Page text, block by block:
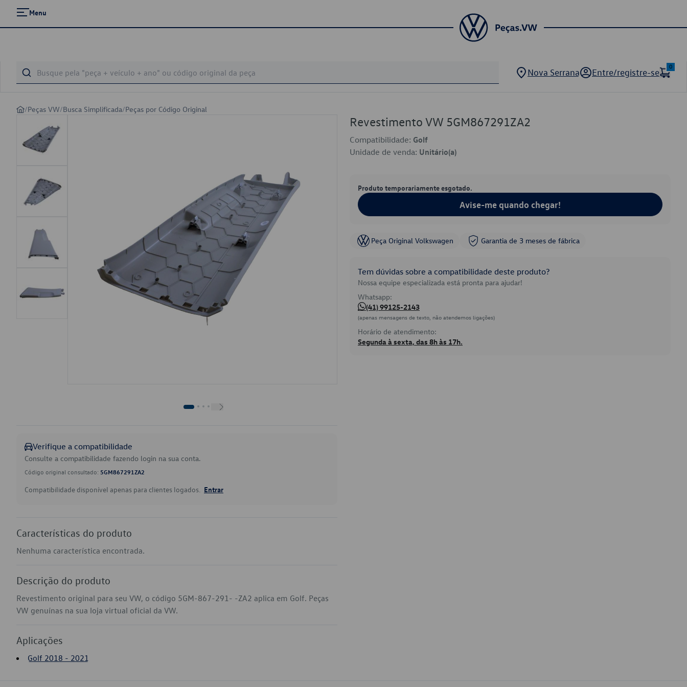
Menu
Nova Serrana Entre/registre-se
0
/Peças VW/Busca Simplificada/Peças por Código Original
Verifique a compatibilidade
Consulte a compatibilidade fazendo login na sua conta.
Código original consultado: 5GM867291ZA2
Compatibilidade disponível apenas para clientes logados. Entrar
Características do produto
Nenhuma característica encontrada.
Descrição do produto
Revestimento original para seu VW, o código 5GM-867-291- -ZA2 aplica em Golf. Peças
VW genuínas na sua loja virtual oficial da VW.
Aplicações
Golf 2018 - 2021
Revestimento VW 5GM867291ZA2
Compatibilidade: Golf
Unidade de venda: Unitário(a)
Produto temporariamente esgotado.
Avise-me quando chegar!
Peça Original Volkswagen Garantia de 3 meses de fábrica
Tem dúvidas sobre a compatibilidade deste produto?
Nossa equipe especializada está pronta para ajudar!
Whatsapp:
(41) 99125-2143
(apenas mensagens de texto, não atendemos ligações)
Horário de atendimento:
Segunda à sexta, das 8h às 17h.